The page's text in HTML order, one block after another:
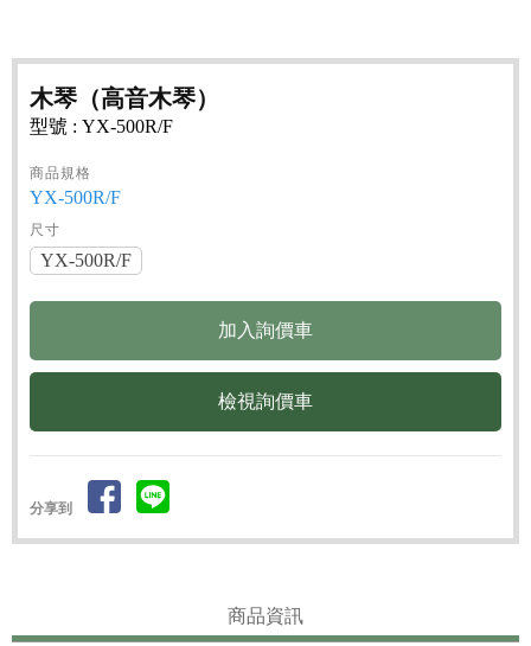
木琴（高音木琴）
型號 : YX-500R/F
商品規格
YX-500R/F
尺寸
YX-500R/F
檢視詢價車
分享到
商品資訊